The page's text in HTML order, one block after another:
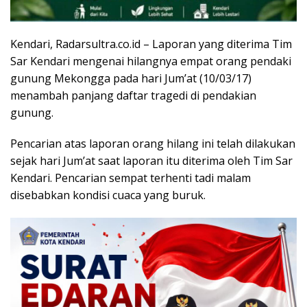
Kendari, Radarsultra.co.id – Laporan yang diterima Tim
Sar Kendari mengenai hilangnya empat orang pendaki
gunung Mekongga pada hari Jum’at (10/03/17)
menambah panjang daftar tragedi di pendakian
gunung.
Pencarian atas laporan orang hilang ini telah dilakukan
sejak hari Jum’at saat laporan itu diterima oleh Tim Sar
Kendari. Pencarian sempat terhenti tadi malam
disebabkan kondisi cuaca yang buruk.